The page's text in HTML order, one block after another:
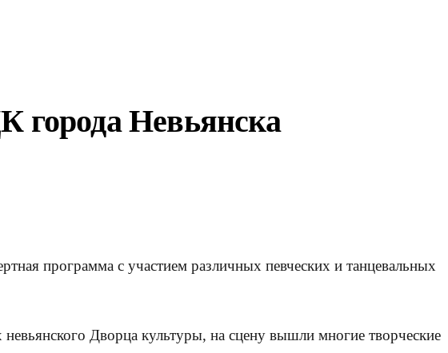
города Невьянска
программа с участием различных певческих и танцевальных
Дворца культуры, на сцену вышли многие творческие